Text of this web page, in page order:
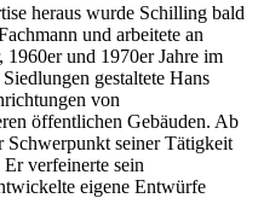
heraus wurde Schilling bald
und arbeitete an
1960er und 1970er Jahre im
gestaltete Hans
von
öffentlichen Gebäuden. Ab
Schwerpunkt seiner Tätigkeit
verfeinerte sein
eigene Entwürfe